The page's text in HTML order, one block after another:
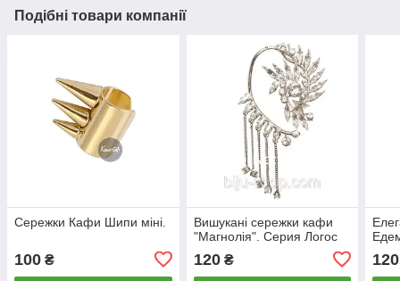
Подібні товари компанії
Сережки Кафи Шипи міні.
100 ₴
Вишукані сережки кафи
"Магнолія". Серия Логос
120₴ 120